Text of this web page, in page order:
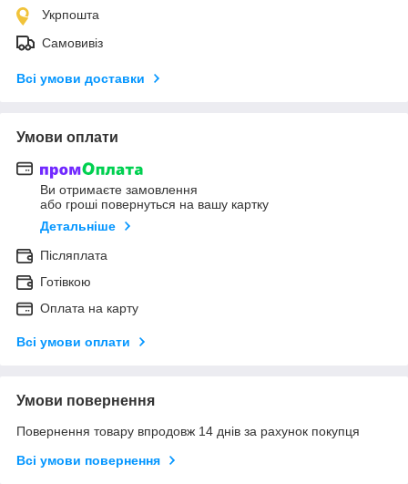
Укрпошта
Самовивіз
Всі умови доставки
Умови оплати
Ви отримаєте замовлення
або гроші повернуться на вашу картку
Детальніше
Післяплата
Готівкою
Оплата на карту
Всі умови оплати
Умови повернення
Повернення товару впродовж 14 днів за рахунок покупця
Всі умови повернення